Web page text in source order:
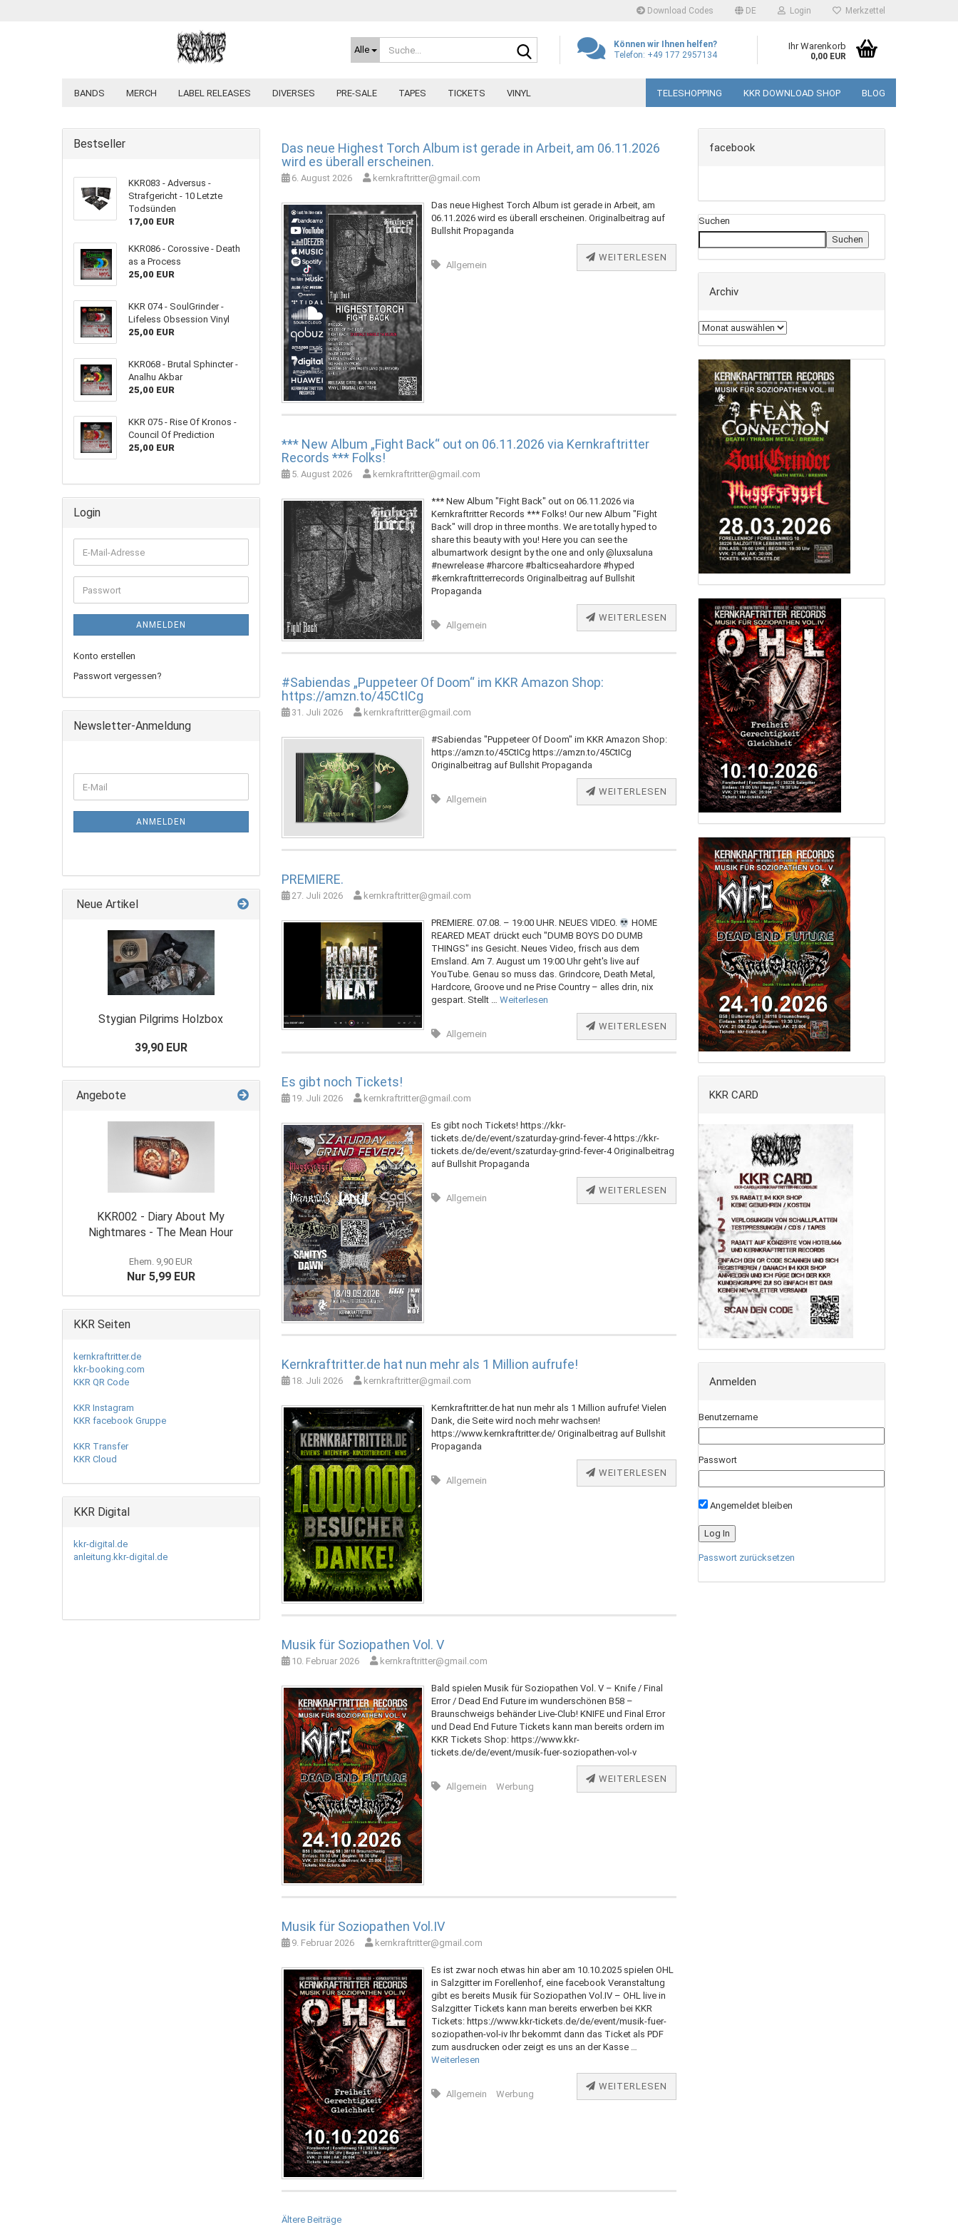
Download Codes DE
Sprache auswählen
Lieferland
Login
Konto erstellen
Passwort vergessen?
Merkzettel
Alle
Können wir Ihnen helfen?
Telefon: +49 177 2957134
Ihr Warenkorb
0,00 EUR
BANDS MERCH LABEL RELEASES DIVERSES PRE-SALE TAPES TICKETS VINYL TELESHOPPING KKR DOWNLOAD SHOP BLOG
Das neue Highest Torch Album ist gerade in Arbeit, am 06.11.2026
wird es überall erscheinen.
6. August 2026 kernkraftritter@gmail.com
Das neue Highest Torch Album ist gerade in Arbeit, am
06.11.2026 wird es überall erscheinen. Originalbeitrag auf
Bullshit Propaganda
WEITERLESEN
Allgemein
*** New Album „Fight Back“ out on 06.11.2026 via Kernkraftritter
Records *** Folks!
5. August 2026 kernkraftritter@gmail.com
*** New Album "Fight Back" out on 06.11.2026 via
Kernkraftritter Records *** Folks! Our new Album "Fight
Back" will drop in three months. We are totally hyped to
share this beauty with you! Here you can see the
albumartwork designt by the one and only @luxsaluna
#newrelease #harcore #balticseahardore #hyped
#kernkraftritterrecords Originalbeitrag auf Bullshit
Propaganda
WEITERLESEN
Allgemein
#Sabiendas „Puppeteer Of Doom“ im KKR Amazon Shop:
https://amzn.to/45CtICg
31. Juli 2026 kernkraftritter@gmail.com
#Sabiendas "Puppeteer Of Doom" im KKR Amazon Shop:
https://amzn.to/45CtICg https://amzn.to/45CtICg
Originalbeitrag auf Bullshit Propaganda
WEITERLESEN
Allgemein
PREMIERE.
27. Juli 2026 kernkraftritter@gmail.com
PREMIERE. 07.08. – 19:00 UHR. NEUES VIDEO.
HOME
REARED MEAT drückt euch "DUMB BOYS DO DUMB
THINGS" ins Gesicht. Neues Video, frisch aus dem
Emsland. Am 7. August um 19:00 Uhr geht's live auf
YouTube. Genau so muss das. Grindcore, Death Metal,
Hardcore, Groove und ne Prise Country – alles drin, nix
gespart. Stellt … Weiterlesen
WEITERLESEN
Allgemein
Es gibt noch Tickets!
19. Juli 2026 kernkraftritter@gmail.com
Es gibt noch Tickets! https://kkr-
tickets.de/de/event/szaturday-grind-fever-4 https://kkr-
tickets.de/de/event/szaturday-grind-fever-4 Originalbeitrag
auf Bullshit Propaganda
WEITERLESEN
Allgemein
Kernkraftritter.de hat nun mehr als 1 Million aufrufe!
18. Juli 2026 kernkraftritter@gmail.com
Kernkraftritter.de hat nun mehr als 1 Million aufrufe! Vielen
Dank, die Seite wird noch mehr wachsen!
https://www.kernkraftritter.de/ Originalbeitrag auf Bullshit
Propaganda
WEITERLESEN
Allgemein
Musik für Soziopathen Vol. V
10. Februar 2026 kernkraftritter@gmail.com
Bald spielen Musik für Soziopathen Vol. V – Knife / Final
Error / Dead End Future im wunderschönen B58 –
Braunschweigs behänder Live-Club! KNIFE und Final Error
und Dead End Future Tickets kann man bereits ordern im
KKR Tickets Shop: https://www.kkr-
tickets.de/de/event/musik-fuer-soziopathen-vol-v
WEITERLESEN
Allgemein Werbung
Musik für Soziopathen Vol.IV
9. Februar 2026 kernkraftritter@gmail.com
Es ist zwar noch etwas hin aber am 10.10.2025 spielen OHL
in Salzgitter im Forellenhof, eine facebook Veranstaltung
gibt es bereits Musik für Soziopathen Vol.IV – OHL live in
Salzgitter Tickets kann man bereits erwerben bei KKR
Tickets: https://www.kkr-tickets.de/de/event/musik-fuer-
soziopathen-vol-iv Ihr bekommt dann das Ticket als PDF
zum ausdrucken oder zeigt es uns an der Kasse …
Weiterlesen
WEITERLESEN
Allgemein Werbung
Beitragsnavigation
Ältere Beiträge
facebook
Suchen
Suchen
Archiv
Archiv
KKR CARD
Anmelden
Benutzername
Passwort
Angemeldet bleiben
Passwort zurücksetzen
Bestseller
KKR083 - Adversus -
Strafgericht - 10 Letzte
Todsünden
17,00 EUR
KKR086 - Corossive - Death
as a Process
25,00 EUR
KKR 074 - SoulGrinder -
Lifeless Obsession Vinyl
25,00 EUR
KKR068 - Brutal Sphincter -
Analhu Akbar
25,00 EUR
KKR 075 - Rise Of Kronos -
Council Of Prediction
25,00 EUR
Login
ANMELDEN
Konto erstellen
Passwort vergessen?
Newsletter-Anmeldung
ANMELDEN
Neue Artikel
Stygian Pilgrims Holzbox
39,90 EUR
Angebote
KKR002 - Diary About My
Nightmares - The Mean Hour
Ehem. 9,90 EUR
Nur 5,99 EUR
KKR Seiten
kernkraftritter.de
kkr-booking.com
KKR QR Code
KKR Instagram
KKR facebook Gruppe
KKR Transfer
KKR Cloud
KKR Digital
kkr-digital.de
anleitung.kkr-digital.de